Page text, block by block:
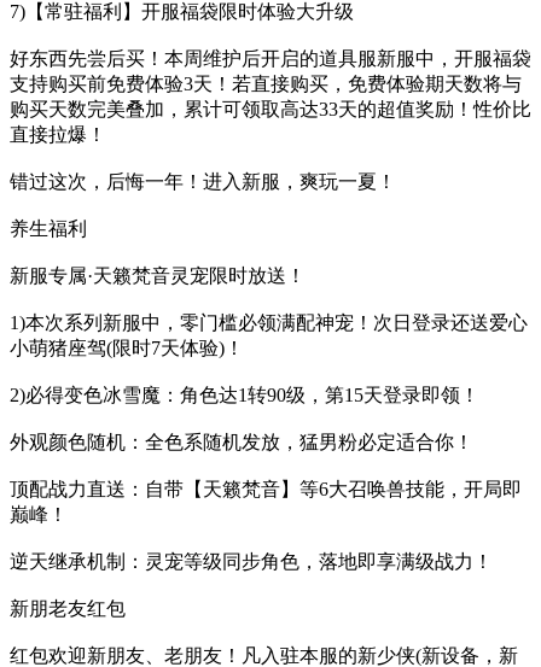
7)【常驻福利】开服福袋限时体验大升级
好东西先尝后买！本周维护后开启的道具服新服中，开服福袋
支持购买前免费体验3天！若直接购买，免费体验期天数将与
购买天数完美叠加，累计可领取高达33天的超值奖励！性价比
直接拉爆！
错过这次，后悔一年！进入新服，爽玩一夏！
养生福利
新服专属·天籁梵音灵宠限时放送！
1)本次系列新服中，零门槛必领满配神宠！次日登录还送爱心
小萌猪座驾(限时7天体验)！
2)必得变色冰雪魔：角色达1转90级，第15天登录即领！
外观颜色随机：全色系随机发放，猛男粉必定适合你！
顶配战力直送：自带【天籁梵音】等6大召唤兽技能，开局即
巅峰！
逆天继承机制：灵宠等级同步角色，落地即享满级战力！
新朋老友红包
红包欢迎新朋友、老朋友！凡入驻本服的新少侠(新设备，新